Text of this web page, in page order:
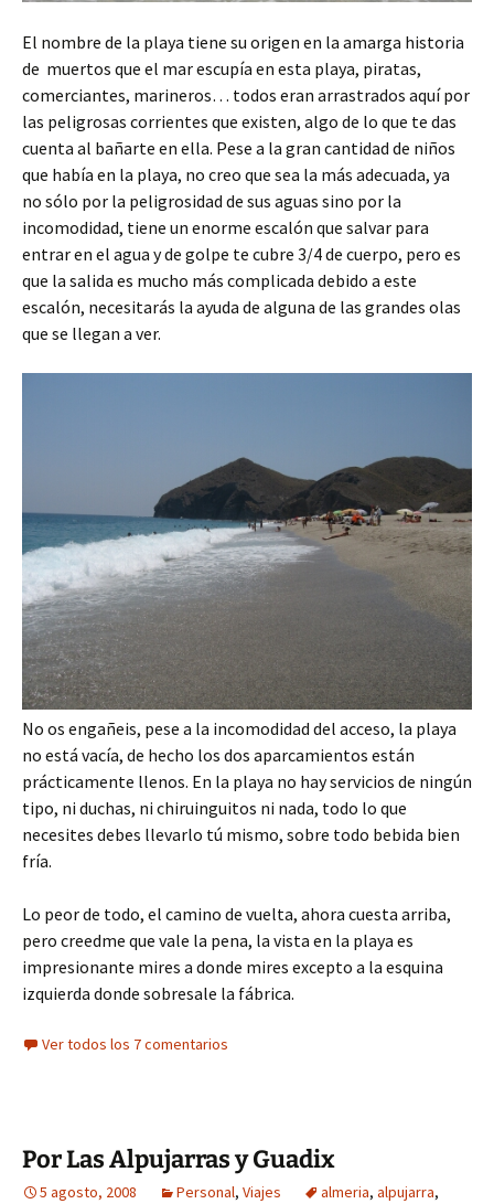
El nombre de la playa tiene su origen en la amarga historia
de muertos que el mar escupía en esta playa, piratas,
comerciantes, marineros… todos eran arrastrados aquí por
las peligrosas corrientes que existen, algo de lo que te das
cuenta al bañarte en ella. Pese a la gran cantidad de niños
que había en la playa, no creo que sea la más adecuada, ya
no sólo por la peligrosidad de sus aguas sino por la
incomodidad, tiene un enorme escalón que salvar para
entrar en el agua y de golpe te cubre 3/4 de cuerpo, pero es
que la salida es mucho más complicada debido a este
escalón, necesitarás la ayuda de alguna de las grandes olas
que se llegan a ver.
No os engañeis, pese a la incomodidad del acceso, la playa
no está vacía, de hecho los dos aparcamientos están
prácticamente llenos. En la playa no hay servicios de ningún
tipo, ni duchas, ni chiruinguitos ni nada, todo lo que
necesites debes llevarlo tú mismo, sobre todo bebida bien
fría.
Lo peor de todo, el camino de vuelta, ahora cuesta arriba,
pero creedme que vale la pena, la vista en la playa es
impresionante mires a donde mires excepto a la esquina
izquierda donde sobresale la fábrica.
Ver todos los 7 comentarios
Por Las Alpujarras y Guadix
5 agosto, 2008 Personal, Viajes almeria, alpujarra,